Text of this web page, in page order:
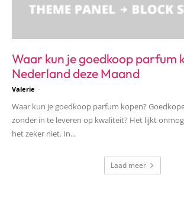
Waar kun je goedkoop parfum
Nederland deze Maand
Valerie -
Waar kun je goedkoop parfum kopen?
zonder in te leveren op kwaliteit? Het lijkt
het zeker niet. In...
Laad meer